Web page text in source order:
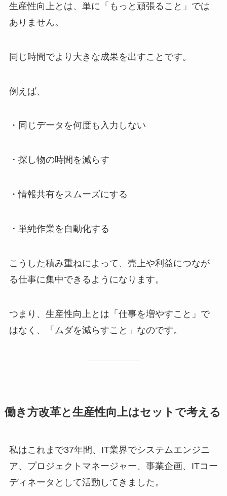
生産性向上とは、単に「もっと頑張ること」では
ありません。
同じ時間でより大きな成果を出すことです。
例えば、
・同じデータを何度も入力しない
・探し物の時間を減らす
・情報共有をスムーズにする
・単純作業を自動化する
こうした積み重ねによって、売上や利益につなが
る仕事に集中できるようになります。
つまり、生産性向上とは「仕事を増やすこと」で
はなく、「ムダを減らすこと」なのです。
働き方改革と生産性向上はセットで考える
私はこれまで37年間、IT業界でシステムエンジニ
ア、プロジェクトマネージャー、事業企画、ITコー
ディネータとして活動してきました。